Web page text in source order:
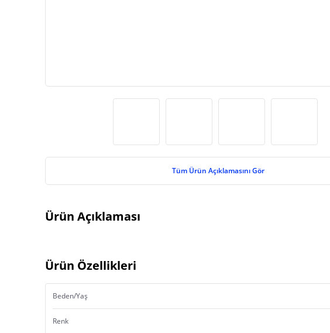
Tüm Ürün Açıklamasını Gör
Ürün Açıklaması
Ürün Özellikleri
Beden/Yaş
Renk